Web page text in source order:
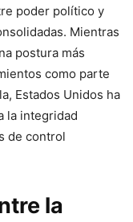
poder político y
Mientras
postura más
como parte
Estados Unidos ha
la integridad
de control
la